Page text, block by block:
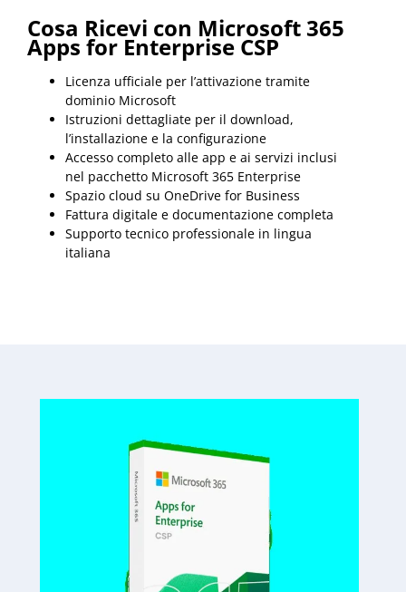
Cosa Ricevi con Microsoft 365
Apps for Enterprise CSP
Licenza ufficiale per l’attivazione tramite
dominio Microsoft
Istruzioni dettagliate per il download,
l’installazione e la configurazione
Accesso completo alle app e ai servizi inclusi
nel pacchetto Microsoft 365 Enterprise
Spazio cloud su OneDrive for Business
Fattura digitale e documentazione completa
Supporto tecnico professionale in lingua
italiana